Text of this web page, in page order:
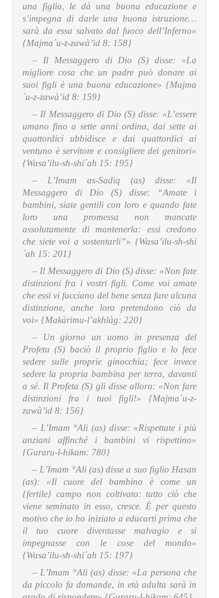
una figlia, le dà una buona educazione e
s’impegna di darle una buona istruzione…
sarà da essa salvato dal fuoco dell’Inferno»
{Majma´u-z-zawà’id 8: 158}
– Il Messaggero di Dio (S) disse: «La
migliore cosa che un padre può donare ai
suoi figli è una buona educazione» {Majma
´u-z-zawà’id 8: 159}
– Il Messaggero di Dio (S) disse: «L’essere
umano fino a sette anni ordina, dai sette ai
quattordici ubbidisce e dai quattordici ai
ventuno è servitore e consigliere dei genitori»
{Wasa’ilu-sh-shi´ah 15: 195}
– L’Imam as-Sadiq (as) disse: «Il
Messaggero di Dio (S) disse: “Amate i
bambini, siate gentili con loro e quando fate
loro una promessa non mancate
assolutamente di mantenerla: essi credono
che siete voi a sostentarli”» {Wasa’ilu-sh-shi
´ah 15: 201}
– Il Messaggero di Dio (S) disse: «Non fate
distinzioni fra i vostri figli. Come voi amate
che essi vi facciano del bene senza fare alcuna
distinzione, anche loro pretendono ciò da
voi» {Makàrimu-l’akhlàg: 220}
– Un giorno un uomo in presenza del
Profeta (S) baciò il proprio figlio e lo fece
sedere sulle proprie ginocchia; fece invece
sedere la propria bambina per terra, davanti
a sé. Il Profeta (S) gli disse allora: «Non fare
distinzioni fra i tuoi figli!» {Majma´u-z-
zawà’id 8: 156}
– L’Imam °Ali (as) disse: «Rispettate i più
anziani affinché i bambini vi rispettino»
{Guraru-l-hikam: 780}
– L’Imam °Ali (as) disse a suo figlio Hasan
(as): «Il cuore del bambino è come un
{fertile} campo non coltivato: tutto ciò che
viene seminato in esso, cresce. È per questo
motivo che io ho iniziato a educarti prima che
il tuo cuore diventasse malvagio e si
impegnasse con le cose del mondo»
{Wasa’ilu-sh-shi´ah 15: 197}
– L’Imam °Ali (as) disse: «La personache
da piccolo fa domande, in età adulta sarà in